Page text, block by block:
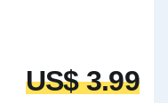
US$ 3.99